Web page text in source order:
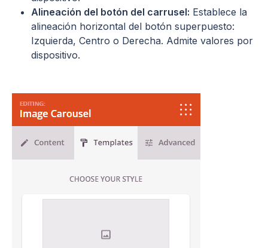
Alineación del botón del carrusel: Establece la
alineación horizontal del botón superpuesto:
Izquierda, Centro o Derecha. Admite valores por
dispositivo.